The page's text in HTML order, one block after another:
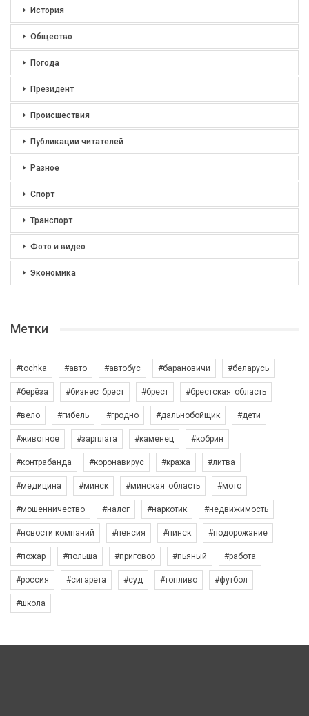
История
Общество
Погода
Президент
Происшествия
Публикации читателей
Разное
Спорт
Транспорт
Фото и видео
Экономика
Метки
#tochka #авто #автобус #барановичи #беларусь
#берёза #бизнес_брест #брест #брестская_область
#вело #гибель #гродно #дальнобойщик #дети
#животное #зарплата #каменец #кобрин
#контрабанда #коронавирус #кража #литва
#медицина #минск #минская_область #мото
#мошенничество #налог #наркотик #недвижимость
#новости компаний #пенсия #пинск #подорожание
#пожар #польша #приговор #пьяный #работа
#россия #сигарета #суд #топливо #футбол
#школа